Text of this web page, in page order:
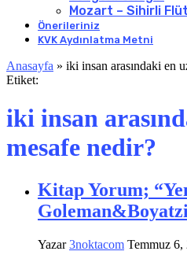
Mozart – Sihirli Flüt
Önerileriniz
KVK Aydınlatma Metni
Anasayfa » iki insan arasındaki en
Etiket:
iki insan
mesafe nedir?
Kitap Yorum;
Yazar3noktacom Temmuz 6,